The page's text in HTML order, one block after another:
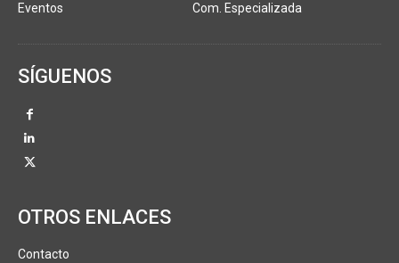
Eventos
Com. Especializada
SÍGUENOS
OTROS ENLACES
Contacto